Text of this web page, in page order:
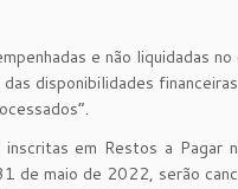
e não liquidadas
disponibilidades
em Restos a Pagar
de maio de 2022, serão